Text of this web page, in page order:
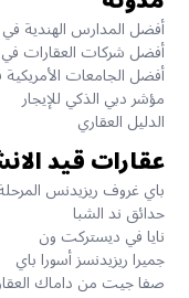
أفضل المدارس الهندية
أفضل شركات العقارات
أفضل الجامعات
مؤشر دبي الذكي للإيجار
الدليل العقاري
عقارات قيد
باي غروف ريزيدنس المرحلة
حدائق ند الشبا
نايا في ديستركت ون
جميرا ريزيدنسز أسورا باي
صفا جيت من داماك